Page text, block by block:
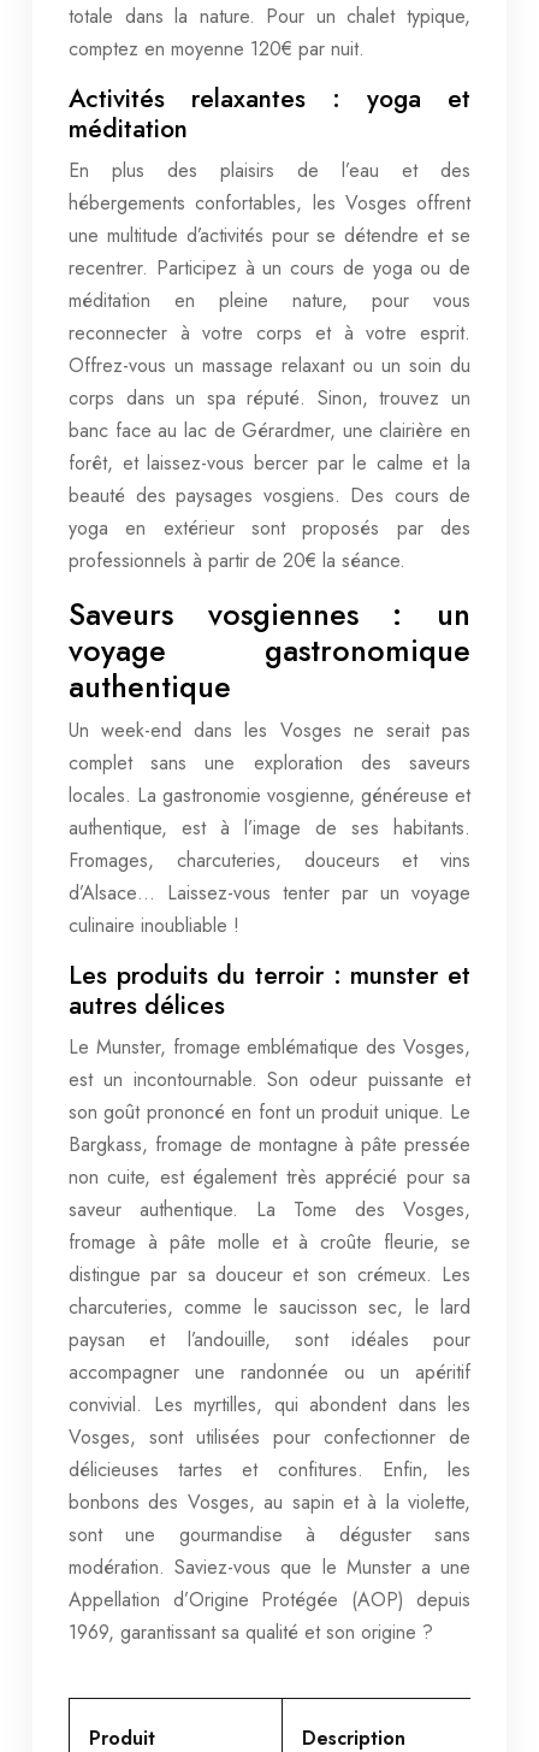
totale dans la nature. Pour un chalet typique,
comptez en moyenne 120€ par nuit.
Activités relaxantes : yoga et
méditation
En plus des plaisirs de l’eau et des
hébergements confortables, les Vosges offrent
une multitude d’activités pour se détendre et se
recentrer. Participez à un cours de yoga ou de
méditation en pleine nature, pour vous
reconnecter à votre corps et à votre esprit.
Offrez-vous un massage relaxant ou un soin du
corps dans un spa réputé. Sinon, trouvez un
banc face au lac de Gérardmer, une clairière en
forêt, et laissez-vous bercer par le calme et la
beauté des paysages vosgiens. Des cours de
yoga en extérieur sont proposés par des
professionnels à partir de 20€ la séance.
Saveurs vosgiennes : un
voyage gastronomique
authentique
Un week-end dans les Vosges ne serait pas
complet sans une exploration des saveurs
locales. La gastronomie vosgienne, généreuse et
authentique, est à l’image de ses habitants.
Fromages, charcuteries, douceurs et vins
d’Alsace… Laissez-vous tenter par un voyage
culinaire inoubliable !
Les produits du terroir : munster et
autres délices
Le Munster, fromage emblématique des Vosges,
est un incontournable. Son odeur puissante et
son goût prononcé en font un produit unique. Le
Bargkass, fromage de montagne à pâte pressée
non cuite, est également très apprécié pour sa
saveur authentique. La Tome des Vosges,
fromage à pâte molle et à croûte fleurie, se
distingue par sa douceur et son crémeux. Les
charcuteries, comme le saucisson sec, le lard
paysan et l’andouille, sont idéales pour
accompagner une randonnée ou un apéritif
convivial. Les myrtilles, qui abondent dans les
Vosges, sont utilisées pour confectionner de
délicieuses tartes et confitures. Enfin, les
bonbons des Vosges, au sapin et à la violette,
sont une gourmandise à déguster sans
modération. Saviez-vous que le Munster a une
Appellation d’Origine Protégée (AOP) depuis
1969, garantissant sa qualité et son origine ?
Produit Description